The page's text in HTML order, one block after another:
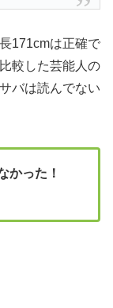
171cmは正確で
較した芸能人の
バは読んでない
かった！